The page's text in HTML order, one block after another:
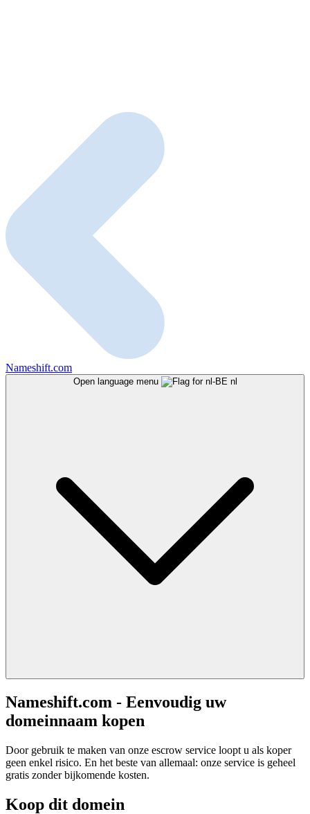
Nameshift.com
Open language menu nl
Nameshift.com - Eenvoudig uw
domeinnaam kopen
Door gebruik te maken van onze escrow service loopt u als koper
geen enkel risico. En het beste van allemaal: onze service is geheel
gratis zonder bijkomende kosten.
Koop dit domein